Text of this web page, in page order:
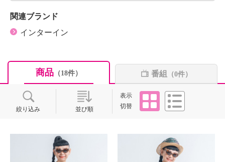
関連ブランド
インターイン
商品 （18件） 番組 （0件）
絞り込み 並び順
表示
切替
タイル